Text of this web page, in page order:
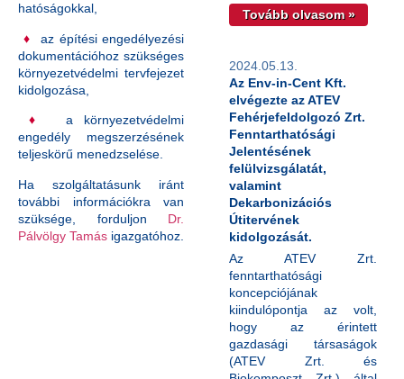
Tovább olvasom »
Az Env-in-Cent Kft.
elvégezte az ATEV
Fehérjefeldolgozó Zrt.
Fenntarthatósági
Jelentésének
felülvizsgálatát,
valamint
Dekarbonizációs
Útitervének
kidolgozását.
2024.05.13.
Az ATEV Zrt.
fenntarthatósági
koncepciójának
kiindulópontja az volt,
hogy az érintett
gazdasági társaságok
(ATEV Zrt. és
hatóságokkal,
♦
az építési engedélyezési
dokumentációhoz szükséges
környezetvédelmi tervfejezet
kidolgozása,
♦
a környezetvédelmi
engedély megszerzésének
teljeskörű menedzselése.
Ha szolgáltatásunk iránt
további információkra van
szüksége, forduljon Dr.
Pálvölgy Tamás igazgatóhoz.